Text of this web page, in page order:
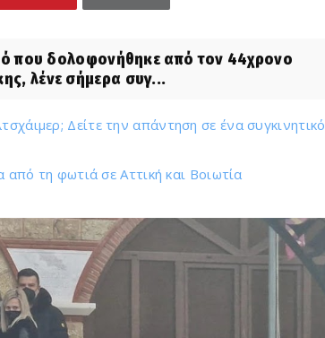
που δολοφονήθηκε από τον 44χρονο
λένε σήμερα συγ...
Δείτε την απάντηση σε ένα συγκινητικό
από τη φωτιά σε Αττική και Βοιωτία